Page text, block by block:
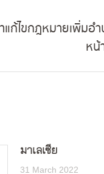
แก้ไขกฎหมายเพิ่มอำ
หน้
มาเลเซีย
31 March 2022